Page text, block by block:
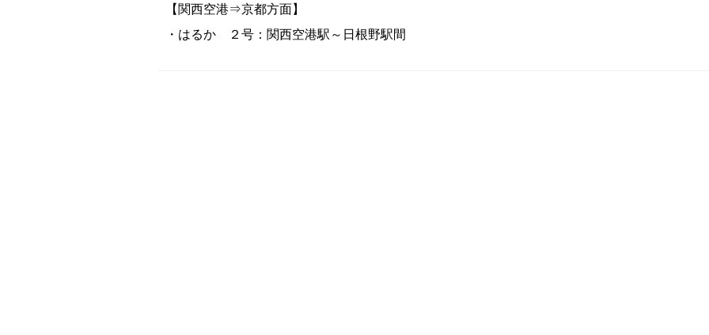
【関西空港⇒京都方面】
・はるか ２号：関西空港駅～日根野駅間